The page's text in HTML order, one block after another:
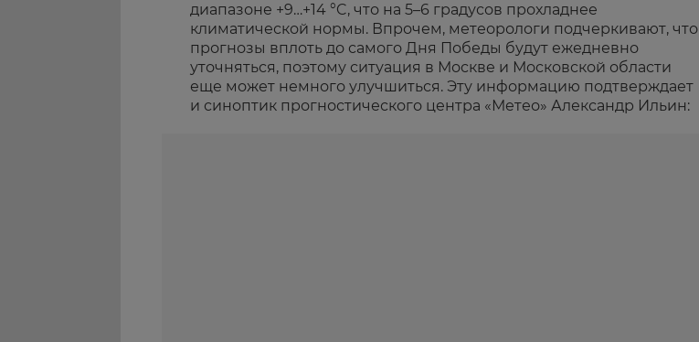
диапазоне +9…+14 °C, что на 5–6 градусов прохладнее
климатической нормы. Впрочем, метеорологи подчеркивают, что
прогнозы вплоть до самого Дня Победы будут ежедневно
уточняться, поэтому ситуация в Москве и Московской области
еще может немного улучшиться. Эту информацию подтверждает
и синоптик прогностического центра «Метео» Александр Ильин: